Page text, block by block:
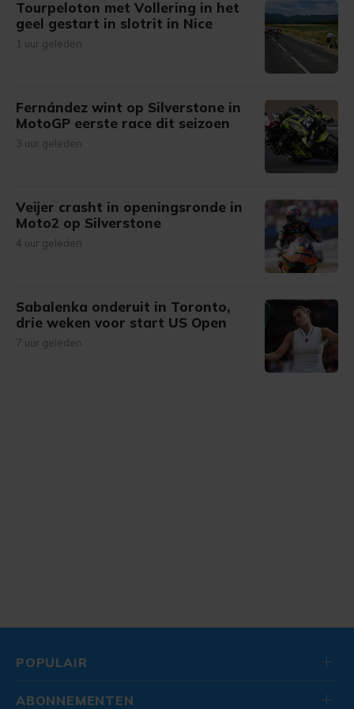
Tourpeloton met Vollering in het
geel gestart in slotrit in Nice
1 uur geleden
Fernández wint op Silverstone in
MotoGP eerste race dit seizoen
3 uur geleden
Veijer crasht in openingsronde in
Moto2 op Silverstone
4 uur geleden
Sabalenka onderuit in Toronto,
drie weken voor start US Open
7 uur geleden
POPULAIR
ABONNEMENTEN